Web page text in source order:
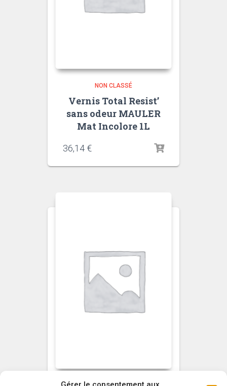
NON CLASSÉ
Vernis Total Resist’
sans odeur MAULER
Mat Incolore 1L
36,14 €